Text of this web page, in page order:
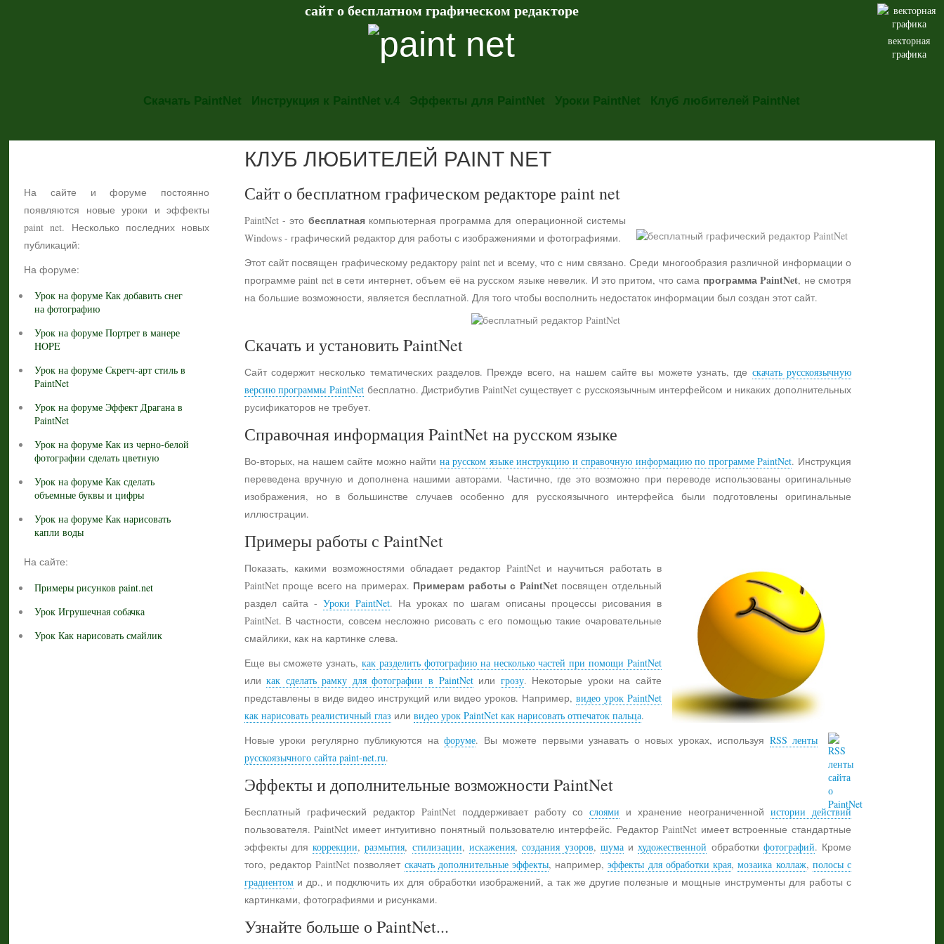
векторная
графика
сайт о бесплатном графическом редакторе
Скачать PaintNet Инструкция к PaintNet v.4 Эффекты для PaintNet Уроки PaintNet Клуб любителей PaintNet
На сайте и форуме постоянно
появляются новые уроки и эффекты
paint net. Несколько последних новых
публикаций:
На форуме:
Урок на форуме Как добавить снег
на фотографию
Урок на форуме Портрет в манере
HOPE
Урок на форуме Скретч-арт стиль в
PaintNet
Урок на форуме Эффект Драгана в
PaintNet
Урок на форуме Как из черно-белой
фотографии сделать цветную
Урок на форуме Как сделать
объемные буквы и цифры
Урок на форуме Как нарисовать
капли воды
На сайте:
Примеры рисунков paint.net
Урок Игрушечная собачка
Урок Как нарисовать смайлик
КЛУБ ЛЮБИТЕЛЕЙ PAINT NET
Сайт о бесплатном графическом редакторе paint net
PaintNet - это бесплатнаякомпьютерная программа для операционной системы
Windows - графический редактор для работы с изображениями и фотографиями.
Этот сайт посвящен графическому редактору paint net и всему, что с ним связано. Среди многообразия различной информации о
программе paint net в сети интернет, объем её на русском языке невелик. И это притом, что сама программа PaintNet, не смотря
на большие возможности, является бесплатной. Для того чтобы восполнить недостаток информации был создан этот сайт.
Скачать и установить PaintNet
Сайт содержит несколько тематических разделов. Прежде всего, на нашем сайте вы можете узнать, где скачать русскоязычную
версию программы PaintNetбесплатно. Дистрибутив PaintNet существует с русскоязычным интерфейсом и никаких дополнительных
русификаторов не требует.
Справочная информация PaintNet на русском языке
Во-вторых, на нашем сайте можно найти на русском языке инструкцию и справочную информацию по программе PaintNet. Инструкция
переведена вручную и дополнена нашими авторами. Частично, где это возможно при переводе использованы оригинальные
изображения, но в большинстве случаев особенно для русскоязычного интерфейса были подготовлены оригинальные
иллюстрации.
Примеры работы с PaintNet
Показать, какими возможностями обладает редактор PaintNet и научиться работать в
PaintNet проще всего на примерах. Примерам работы с PaintNetпосвящен отдельный
раздел сайта -Уроки PaintNet. На уроках по шагам описаны процессы рисования в
PaintNet. В частности, совсем несложно рисовать с его помощью такие очаровательные
смайлики, как на картинке слева.
Еще вы сможете узнать,как разделить фотографию на несколько частей при помощи PaintNet
иликак сделать рамку для фотографии в PaintNetили грозу. Некоторые уроки на сайте
представлены в виде видео инструкций или видео уроков. Например,видео урок PaintNet
как нарисовать реалистичный глаз или видео урок PaintNet как нарисовать отпечаток пальца.
Новые уроки регулярно публикуются нафоруме. Вы можете первыми узнавать о новых уроках, используя RSS ленты
русскоязычного сайта paint-net.ru.
Эффекты и дополнительные возможности PaintNet
Бесплатный графический редактор PaintNet поддерживает работу со слоями и хранение неограниченной истории действий
пользователя. PaintNet имеет интуитивно понятный пользователю интерфейс. Редактор PaintNet имеет встроенные стандартные
эффекты длякоррекции,размытия, стилизации, искажения,создания узоров, шумаихудожественной обработки фотографий. Кроме
того, редактор PaintNet позволяет скачать дополнительные эффекты, например,эффекты для обработки края,мозаика коллаж, полосы с
градиентоми др., и подключить их для обработки изображений, а так же другие полезные и мощные инструменты для работы с
картинками, фотографиями и рисунками.
Узнайте больше о PaintNet...